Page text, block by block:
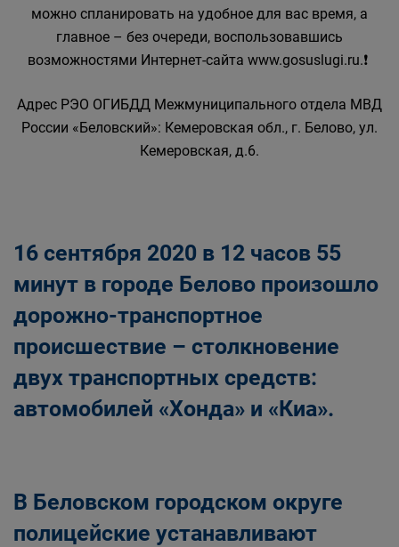
можно спланировать на удобное для вас время, а
главное – без очереди, воспользовавшись
возможностями Интернет-сайта www.gosuslugi.ru.❗
Адрес РЭО ОГИБДД Межмуниципального отдела МВД
России «Беловский»: Кемеровская обл., г. Белово, ул.
Кемеровская, д.6.
16 сентября 2020 в 12 часов 55
минут в городе Белово произошло
дорожно-транспортное
происшествие – столкновение
двух транспортных средств:
автомобилей «Хонда» и «Киа».
В Беловском городском округе
полицейские устанавливают